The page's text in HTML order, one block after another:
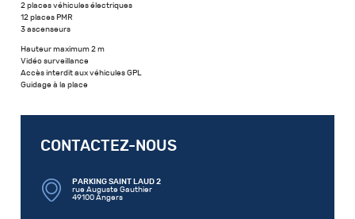
2 places véhicules électriques
12 places PMR
3 ascenseurs
Hauteur maximum 2 m
Vidéo surveillance
Accès interdit aux véhicules GPL
Guidage à la place
CONTACTEZ-NOUS
PARKING SAINT LAUD 2
rue Auguste Gauthier
49100 Angers